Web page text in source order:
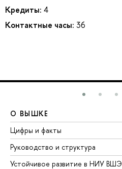
Кредиты: 4
Контактные часы: 36
О ВЫШКЕ
Цифры и факты
Руководство и структура
Устойчивое развитие в НИУ ВШЭ